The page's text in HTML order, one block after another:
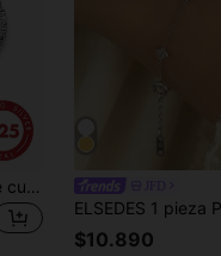
1 pieza Pulsera delicada de cuentas de plata de la tribu Karen Hill, regalo de lujo
$10.890